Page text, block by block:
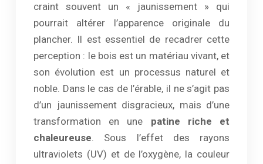
craint souvent un « jaunissement » qui
pourrait altérer l’apparence originale du
plancher. Il est essentiel de recadrer cette
perception : le bois est un matériau vivant, et
son évolution est un processus naturel et
noble. Dans le cas de l’érable, il ne s’agit pas
d’un jaunissement disgracieux, mais d’une
transformation en une patine riche et
chaleureuse. Sous l’effet des rayons
ultraviolets (UV) et de l’oxygène, la couleur